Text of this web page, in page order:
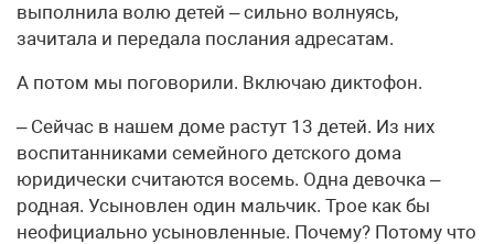
выполнила волю детей – сильно волнуясь,
зачитала и передала послания адресатам.
А потом мы поговорили. Включаю диктофон.
– Сейчас в нашем доме растут 13 детей. Из них
воспитанниками семейного детского дома
юридически считаются восемь. Одна девочка –
родная. Усыновлен один мальчик. Трое как бы
неофициально усыновленные. Почему? Потому что